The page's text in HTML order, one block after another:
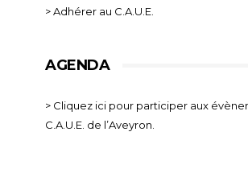
> Adhérer au C.A.U.E.
AGENDA
> Cliquez ici pour participer aux
C.A.U.E. de l’Aveyron.